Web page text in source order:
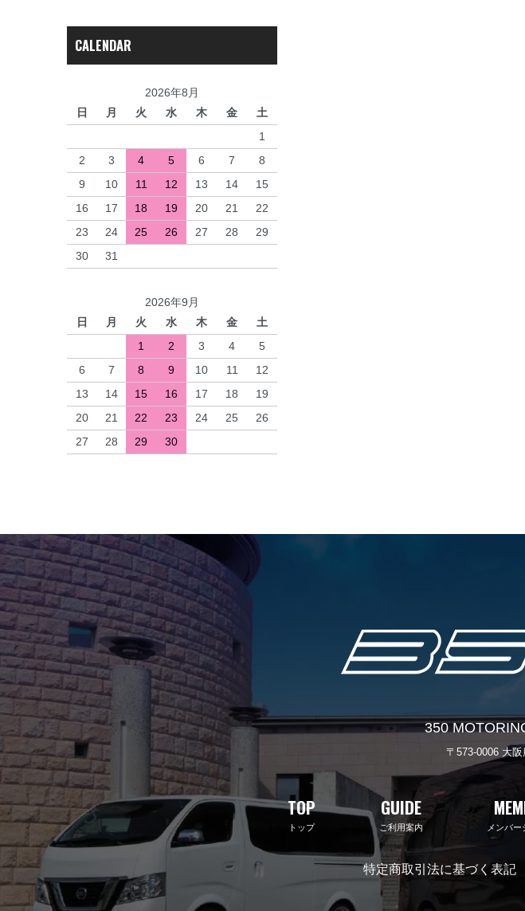
CALENDAR
2026年8月
日
月 火 水 木 金
土
1
2
3 4 5 6 7
8
9
10 11 12 13 14
15
16
17 18 19 20 21
22
23
24 25 26 27 28
29
30
31
2026年9月
日
月 火 水 木 金
土
1
2 3 4
5
6
7 8 9 10 11
12
13
14 15 16 17 18
19
20
21 22 23 24 25
26
27
28 29 30
350
〒573-0006 大
TOP
トップ
GUIDE
ご利用案内 メンバ
特定商取引法に基づく表記